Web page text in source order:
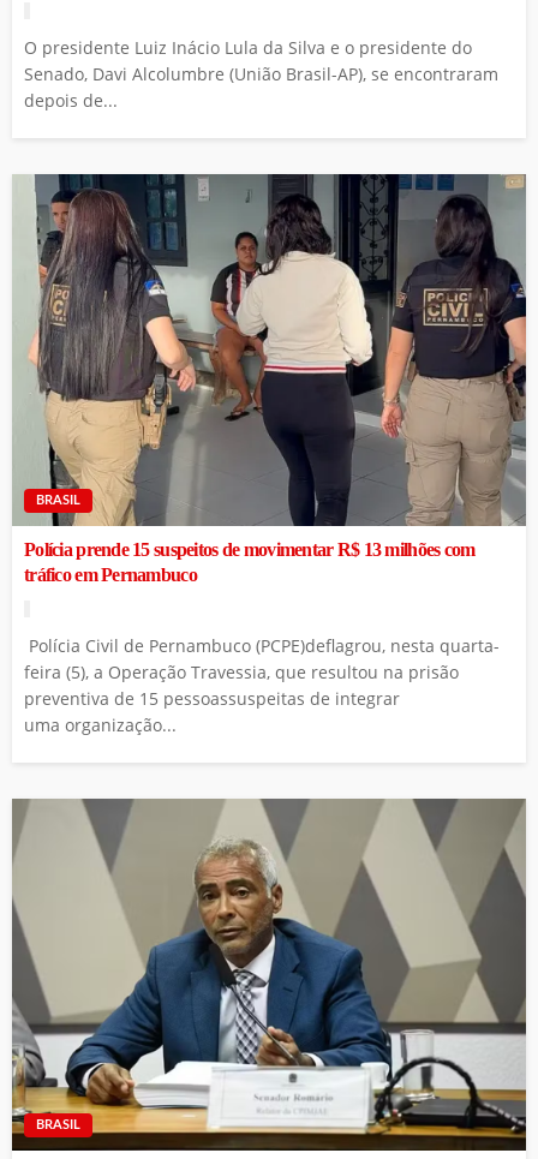
O presidente Luiz Inácio Lula da Silva e o presidente do
Senado, Davi Alcolumbre (União Brasil-AP), se encontraram
depois de...
BRASIL
Polícia prende 15 suspeitos de movimentar R$ 13 milhões com
tráfico em Pernambuco
Polícia Civil de Pernambuco (PCPE)deflagrou, nesta quarta-
feira (5), a Operação Travessia, que resultou na prisão
preventiva de 15 pessoassuspeitas de integrar
uma organização...
BRASIL